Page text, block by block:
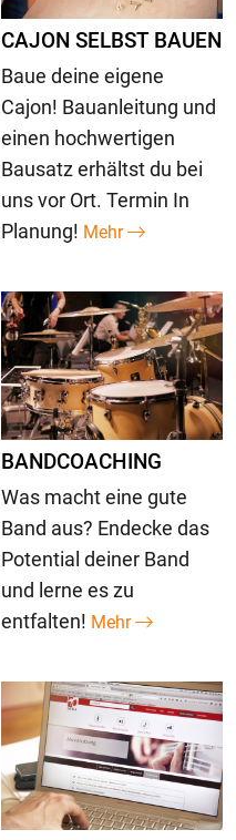
CAJON SELBST BAUEN
Baue deine eigene
Cajon! Bauanleitung und
einen hochwertigen
Bausatz erhältst du bei
uns vor Ort. Termin In
Planung! Mehr
BANDCOACHING
Was macht eine gute
Band aus? Endecke das
Potential deiner Band
und lerne es zu
entfalten! Mehr